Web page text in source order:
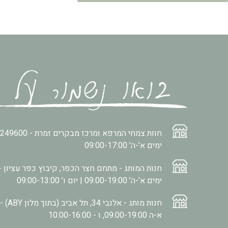
חוות צמחי המרפא ומרכז מבקרים זמרת -
ימים א’-ה’ 09:00-17:00
חנות המותג - מתחם חצר הכפר, קיבוץ כפר עציון
ימים א’-ה’ 09:00-19:00 | יום ו’ 09:00-13:00
חנות מותג - אלנבי 34, תל אביב (בתוך מלון ABY) -
א-ה 09:00-19:00, ו - 10:00-16:00